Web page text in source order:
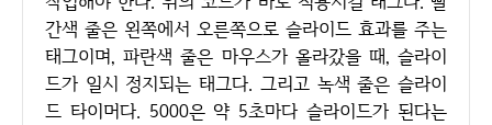
간색 줄은 왼쪽에서 오른쪽으로 슬라이드 효과를 주는
태그이며, 파란색 줄은 마우스가 올라갔을 때, 슬라이
드가 일시 정지되는 태그다. 그리고 녹색 줄은 슬라이
드 타이머다. 5000은 약 5초마다 슬라이드가 된다는